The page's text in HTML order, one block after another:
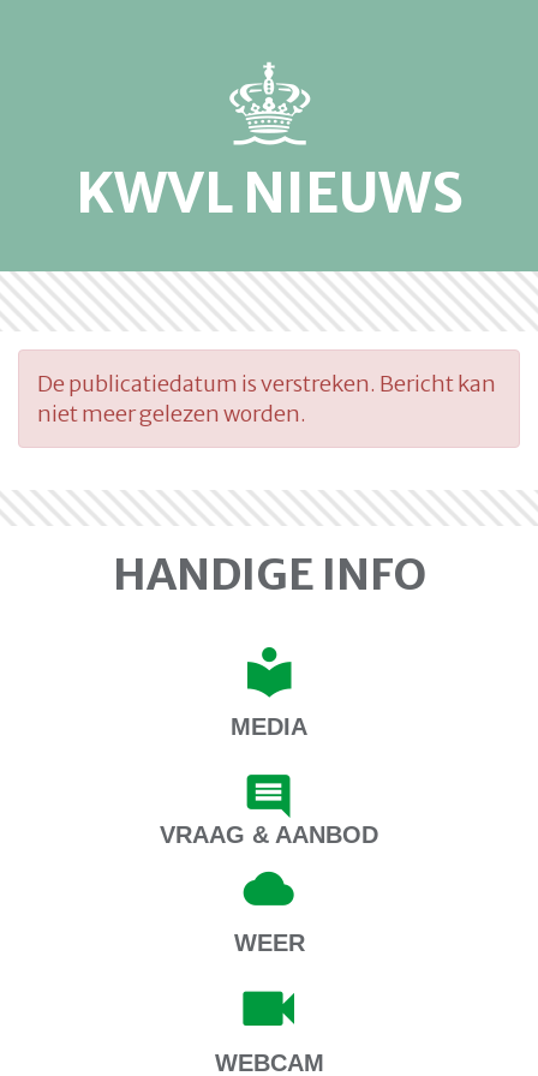
KWVL NIEUWS
De publicatiedatum is verstreken. Bericht kan
niet meer gelezen worden.
HANDIGE INFO
MEDIA
VRAAG & AANBOD
WEER
WEBCAM